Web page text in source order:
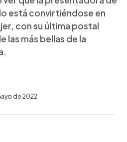
está convirtiéndose en
con su última postal
las más bellas de la
de 2022